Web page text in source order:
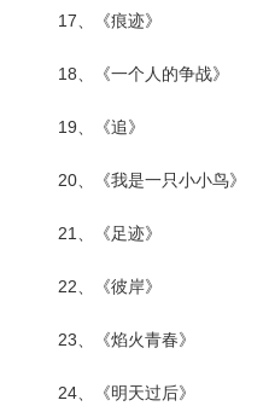
17、《痕迹》
18、《一个人的争战》
19、《追》
20、《我是一只小小鸟》
21、《足迹》
22、《彼岸》
23、《焰火青春》
24、《明天过后》